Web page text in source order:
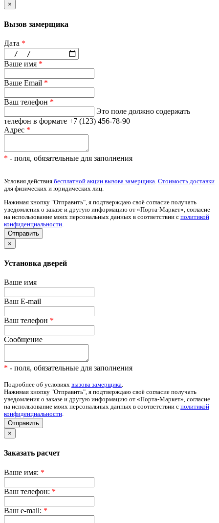
×
Вызов замерщика
Дата *
Ваше имя *
Ваше Email *
Ваш телефон *
Это поле должно содержать
телефон в формате +7 (123) 456-78-90
Адрес *
* - поля, обязательные для заполнения
Условия действия бесплатной акции вызова замерщика Стоимость доставки
для физических и юридических лиц.
Нажимая кнопку "Отправить", я подтверждаю своё согласие получать
уведомления о заказе и другую информацию от «Порта-Маркет», согласие
на использование моих персональных данных в соответствии с политикой
конфиденциальности
×
Установка дверей
Ваше имя
Ваш E-mail
Ваш телефон *
Сообщение
* - поля, обязательные для заполнения
Подробнее об условиях вызова замерщика.
Нажимая кнопку "Отправить", я подтверждаю своё согласие получать
уведомления о заказе и другую информацию от «Порта-Маркет», согласие
на использование моих персональных данных в соответствии с политикой
конфиденциальности.
Отправить
×
Заказать расчет
Ваше имя: *
Ваш телефон: *
Ваш e-mail: *